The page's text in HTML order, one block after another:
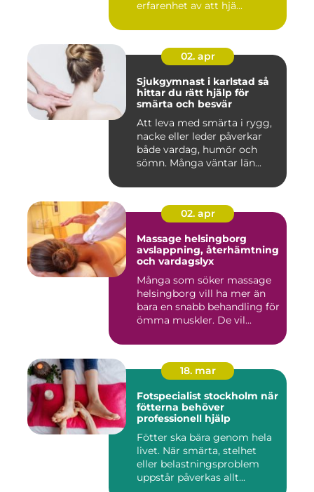
erfarenhet av att hjä...
02. apr
Sjukgymnast i karlstad så
hittar du rätt hjälp för
smärta och besvär
Att leva med smärta i rygg,
nacke eller leder påverkar
både vardag, humör och
sömn. Många väntar län...
02. apr
Massage helsingborg
avslappning, återhämtning
och vardagslyx
Många som söker massage
helsingborg vill ha mer än
bara en snabb behandling för
ömma muskler. De vil...
18. mar
Fotspecialist stockholm när
fötterna behöver
professionell hjälp
Fötter ska bära genom hela
livet. När smärta, stelhet
eller belastningsproblem
uppstår påverkas allt...